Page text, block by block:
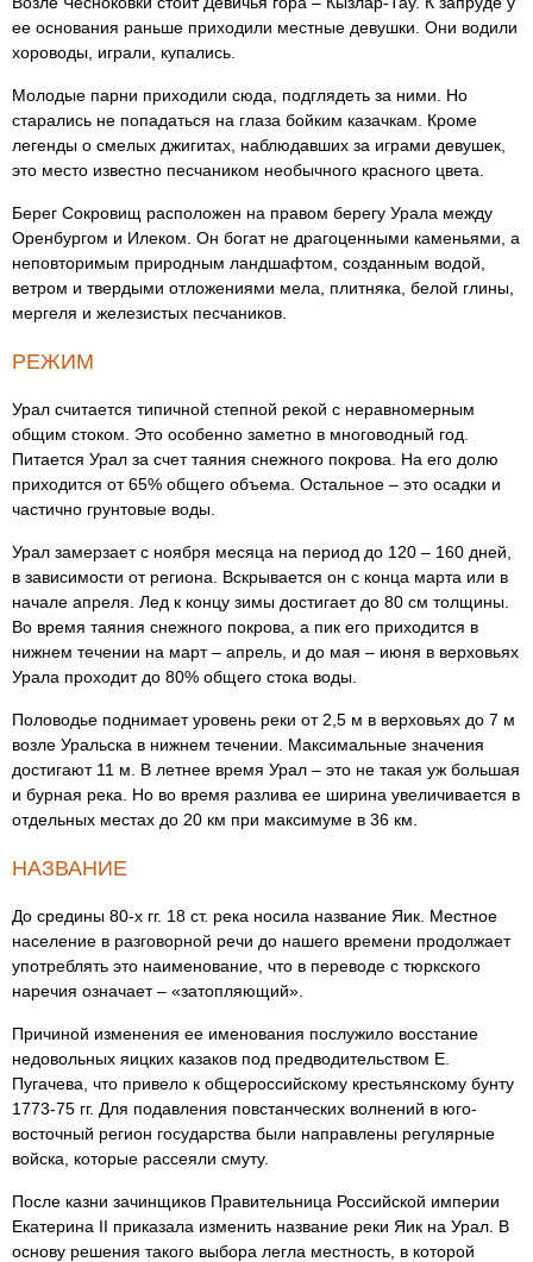
ее основания раньше приходили местные девушки. Они водили
хороводы, играли, купались.
Молодые парни приходили сюда, подглядеть за ними. Но
старались не попадаться на глаза бойким казачкам. Кроме
легенды о смелых джигитах, наблюдавших за играми девушек,
это место известно песчаником необычного красного цвета.
Берег Сокровищ расположен на правом берегу Урала между
Оренбургом и Илеком. Он богат не драгоценными каменьями, а
неповторимым природным ландшафтом, созданным водой,
ветром и твердыми отложениями мела, плитняка, белой глины,
мергеля и железистых песчаников.
РЕЖИМ
Урал считается типичной степной рекой с неравномерным
общим стоком. Это особенно заметно в многоводный год.
Питается Урал за счет таяния снежного покрова. На его долю
приходится от 65% общего объема. Остальное – это осадки и
частично грунтовые воды.
Урал замерзает с ноября месяца на период до 120 – 160 дней,
в зависимости от региона. Вскрывается он с конца марта или в
начале апреля. Лед к концу зимы достигает до 80 см толщины.
Во время таяния снежного покрова, а пик его приходится в
нижнем течении на март – апрель, и до мая – июня в верховьях
Урала проходит до 80% общего стока воды.
Половодье поднимает уровень реки от 2,5 м в верховьях до 7 м
возле Уральска в нижнем течении. Максимальные значения
достигают 11 м. В летнее время Урал – это не такая уж большая
и бурная река. Но во время разлива ее ширина увеличивается в
отдельных местах до 20 км при максимуме в 36 км.
НАЗВАНИЕ
До средины 80-х гг. 18 ст. река носила название Яик. Местное
население в разговорной речи до нашего времени продолжает
употреблять это наименование, что в переводе с тюркского
наречия означает – «затопляющий».
Причиной изменения ее именования послужило восстание
недовольных яицких казаков под предводительством Е.
Пугачева, что привело к общероссийскому крестьянскому бунту
1773-75 гг. Для подавления повстанческих волнений в юго-
восточный регион государства были направлены регулярные
войска, которые рассеяли смуту.
После казни зачинщиков Правительница Российской империи
Екатерина II приказала изменить название реки Яик на Урал. В
основу решения такого выбора легла местность, в которой